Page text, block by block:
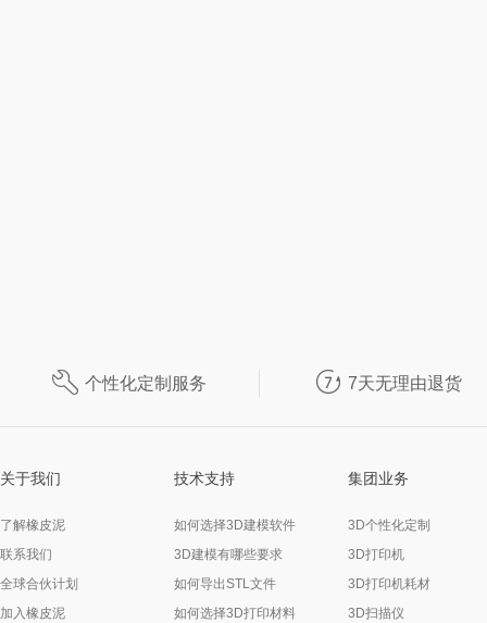
 个性化定制服务  7天无理由退货
关于我们
了解橡皮泥
联系我们
全球合伙计划
加入橡皮泥
技术支持
如何选择3D建模软件
3D建模有哪些要求
如何导出STL文件
如何选择3D打印材料
集团业务
3D个性化定制
3D打印机
3D打印机耗材
3D扫描仪